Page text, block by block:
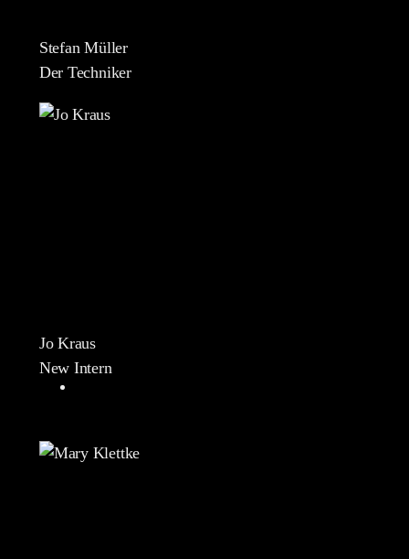
Stefan Müller
Der Techniker
Jo Kraus
New Intern